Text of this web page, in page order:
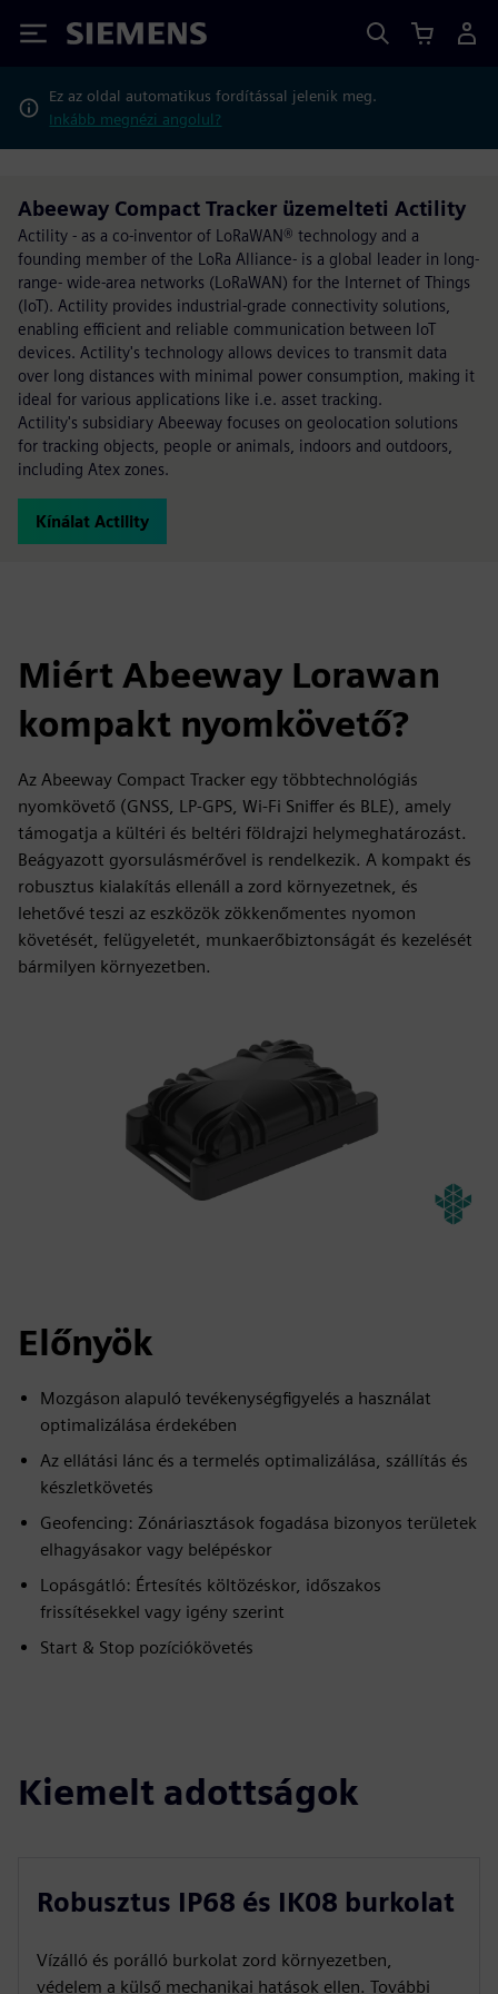
Siemens
Ez az oldal automatikus fordítással jelenik meg.
Inkább megnézi angolul?
Abeeway Compact Tracker üzemelteti Actility
Actility - as a co-inventor of LoRaWAN® technology and a
founding member of the LoRa Alliance- is a global leader in long-
range- wide-area networks (LoRaWAN) for the Internet of Things
(IoT). Actility provides industrial-grade connectivity solutions,
enabling efficient and reliable communication between IoT
devices. Actility's technology allows devices to transmit data
over long distances with minimal power consumption, making it
ideal for various applications like i.e. asset tracking.
Actility's subsidiary Abeeway focuses on geolocation solutions
for tracking objects, people or animals, indoors and outdoors,
including Atex zones.
Kínálat Actility
Miért Abeeway Lorawan
kompakt nyomkövető?
Az Abeeway Compact Tracker egy többtechnológiás
nyomkövető (GNSS, LP-GPS, Wi-Fi Sniffer és BLE), amely
támogatja a kültéri és beltéri földrajzi helymeghatározást.
Beágyazott gyorsulásmérővel is rendelkezik. A kompakt és
robusztus kialakítás ellenáll a zord környezetnek, és
lehetővé teszi az eszközök zökkenőmentes nyomon
követését, felügyeletét, munkaerőbiztonságát és kezelését
bármilyen környezetben.
Előnyök
Mozgáson alapuló tevékenységfigyelés a használat
optimalizálása érdekében
Az ellátási lánc és a termelés optimalizálása, szállítás és
készletkövetés
Geofencing: Zónáriasztások fogadása bizonyos területek
elhagyásakor vagy belépéskor
Lopásgátló: Értesítés költözéskor, időszakos
frissítésekkel vagy igény szerint
Start & Stop pozíciókövetés
Kiemelt adottságok
Robusztus IP68 és IK08 burkolat
Vízálló és porálló burkolat zord környezetben,
védelem a külső mechanikai hatások ellen. További